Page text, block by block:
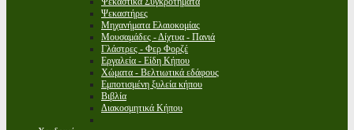
Ψεκαστήρες
Μηχανήματα Ελαιοκομίας
Μουσαμάδες - Δίχτυα - Πανιά
Γλάστρες - Φερ Φορζέ
Εργαλεία - Είδη Κήπου
Χώματα - Βελτιωτικά εδάφους
Εμποτισμένη ξυλεία κήπου
Βιβλία
Διακοσμητικά Κήπου